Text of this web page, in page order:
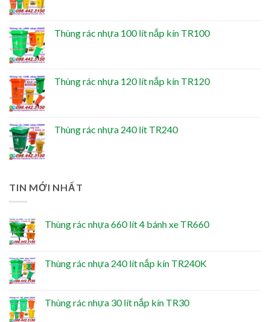
Thùng rác nhựa 100 lít nắp kín TR100
Thùng rác nhựa 120 lít nắp kín TR120
Thùng rác nhựa 240 lít TR240
TIN MỚI NHẤT
Thùng rác nhựa 660 lít 4 bánh xe TR660
Thùng rác nhựa 240 lít nắp kín TR240K
Thùng rác nhựa 30 lít nắp kín TR30